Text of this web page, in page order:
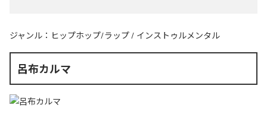
ジャンル： ヒップホップ/ラップ / インストゥルメンタル
呂布カルマ